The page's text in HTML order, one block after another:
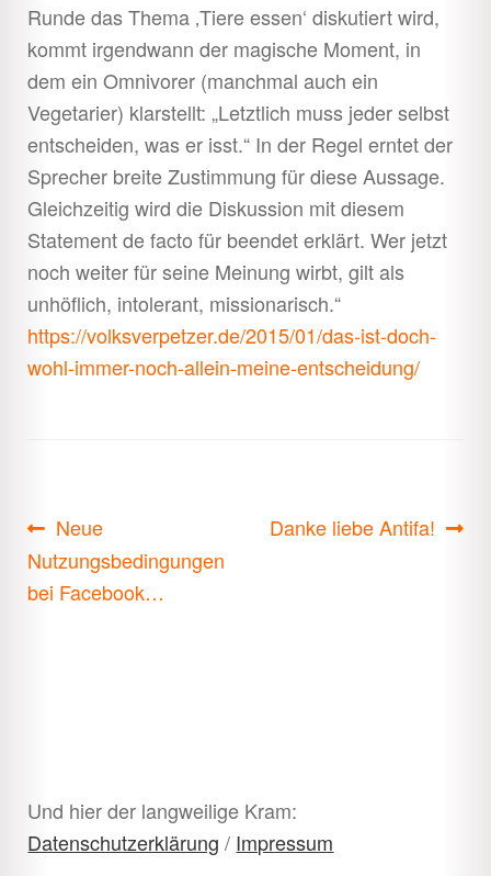
Runde das Thema ‚Tiere essen‘ diskutiert wird,
kommt irgendwann der magische Moment, in
dem ein Omnivorer (manchmal auch ein
Vegetarier) klarstellt: „Letztlich muss jeder selbst
entscheiden, was er isst.“ In der Regel erntet der
Sprecher breite Zustimmung für diese Aussage.
Gleichzeitig wird die Diskussion mit diesem
Statement de facto für beendet erklärt. Wer jetzt
noch weiter für seine Meinung wirbt, gilt als
unhöflich, intolerant, missionarisch.“
https://volksverpetzer.de/2015/01/das-ist-doch-
wohl-immer-noch-allein-meine-entscheidung/
Beitragsnavigation
Vorheriger
Beitrag:
Neue
Nutzungsbedingungen
bei Facebook…
Nächster
Danke liebe Antifa!
Und hier der langweilige Kram:
Datenschutzerklärung / Impressum